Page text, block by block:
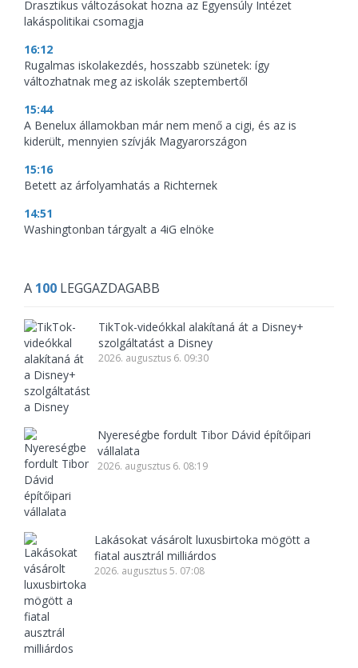
Drasztikus változásokat hozna az Egyensúly Intézet
lakáspolitikai csomagja
16:12
Rugalmas iskolakezdés, hosszabb szünetek: így
változhatnak meg az iskolák szeptembertől
15:44
A Benelux államokban már nem menő a cigi, és az is
kiderült, mennyien szívják Magyarországon
15:16
Betett az árfolyamhatás a Richternek
14:51
Washingtonban tárgyalt a 4iG elnöke
A 100 LEGGAZDAGABB
TikTok-videókkal alakítaná át a Disney+
szolgáltatást a Disney
2026. augusztus 6. 09:30
Nyereségbe fordult Tibor Dávid építőipari
vállalata
2026. augusztus 6. 08:19
Lakásokat vásárolt luxusbirtoka mögött a
fiatal ausztrál milliárdos
2026. augusztus 5. 07:08